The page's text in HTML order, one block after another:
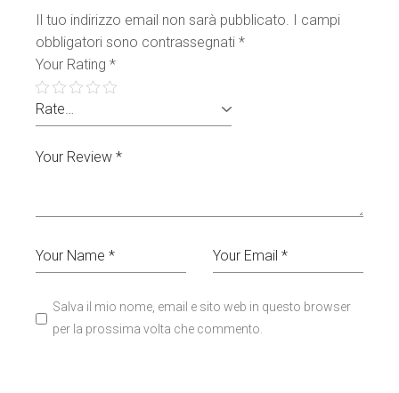
Il tuo indirizzo email non sarà pubblicato. I campi
obbligatori sono contrassegnati*
Your Rating*
Salva il mio nome, email e sito web in questo browser
per la prossima volta che commento.